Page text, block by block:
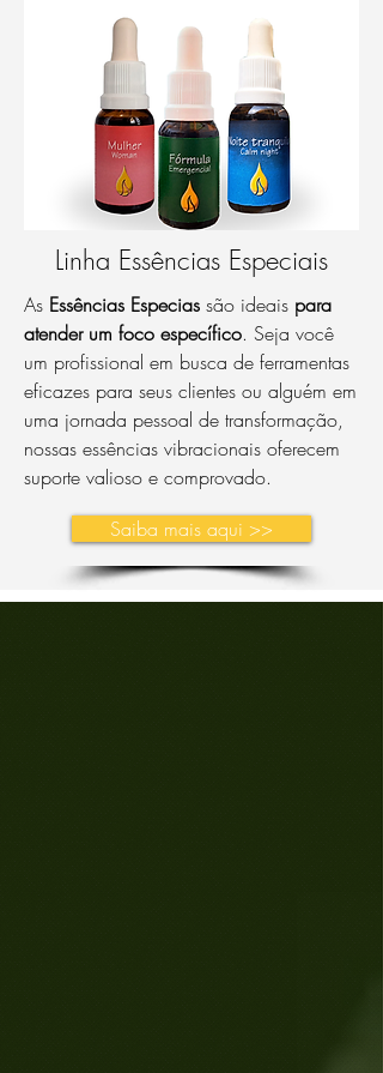
Linha Essências Especiais
As Essências Especias são ideais para
atender um foco específico. Seja você
um profissional em busca de ferramentas
eficazes para seus clientes ou alguém em
uma jornada pessoal de transformação,
nossas essências vibracionais oferecem
suporte valioso e comprovado.
Saiba mais aqui >>